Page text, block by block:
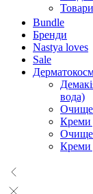
Bundle
Бренди
Nastya loves
Sale
вода)
Креми
Креми